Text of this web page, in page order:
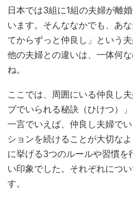
日本では3組に1組の夫婦が離
います。そんななかでも、あ
てからずっと仲良し」という
他の夫婦との違いは、一体何
ね。
ここでは、周囲にいる仲良し
ブでいられる秘訣（ひけつ）」
一言でいえば、仲良し夫婦で
ションを続けることが大切な
に挙げる3つのルールや習慣を
い印象でした。それぞれにつ
す。